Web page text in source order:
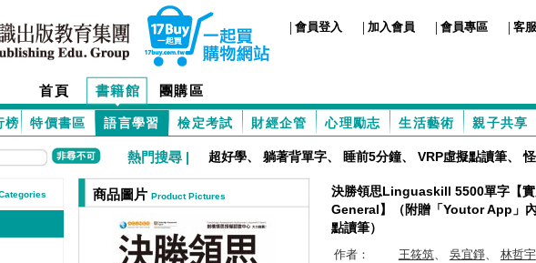
| 會員登入 | 加入會員 | 會員專區 | 客
首頁 書籍館 團購區
榜 特價書區 語言學習 檢定考試 財經企管 心理勵志 生活藝術 親子共享
熱門搜尋 | 超好學、 躺著背單字、 睡前5分鐘、 VRP虛擬點讀筆、
商品圖片 Product Pictures
決勝領思Linguaskill 5500單字【實
General】（附贈「Youtor App」
點讀筆）
作者： 王筱筑、 吳宜錚、 林哲宇